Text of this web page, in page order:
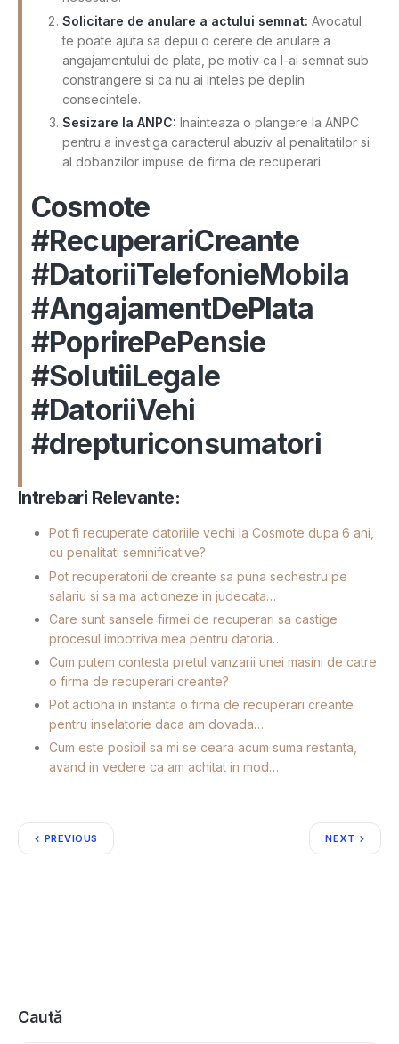
Solicitare de anulare a actului semnat: Avocatul
te poate ajuta sa depui o cerere de anulare a
angajamentului de plata, pe motiv ca l-ai semnat sub
constrangere si ca nu ai inteles pe deplin
consecintele.
Sesizare la ANPC: Inainteaza o plangere la ANPC
pentru a investiga caracterul abuziv al penalitatilor si
al dobanzilor impuse de firma de recuperari.
Cosmote
#RecuperariCreante
#DatoriiTelefonieMobila
#AngajamentDePlata
#PoprirePePensie
#SolutiiLegale
#DatoriiVehi
#drepturiconsumatori
Intrebari Relevante:
Pot fi recuperate datoriile vechi la Cosmote dupa 6 ani,
cu penalitati semnificative?
Pot recuperatorii de creante sa puna sechestru pe
salariu si sa ma actioneze in judecata…
Care sunt sansele firmei de recuperari sa castige
procesul impotriva mea pentru datoria…
Cum putem contesta pretul vanzarii unei masini de catre
o firma de recuperari creante?
Pot actiona in instanta o firma de recuperari creante
pentru inselatorie daca am dovada…
Cum este posibil sa mi se ceara acum suma restanta,
avand in vedere ca am achitat in mod…
PREVIOUS NEXT
Caută